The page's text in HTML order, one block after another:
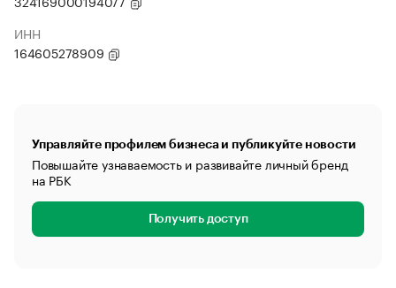
ИНН
164605278909
Управляйте профилем бизнеса и публикуйте новости
Повышайте узнаваемость и развивайте личный бренд
на РБК
Получить доступ